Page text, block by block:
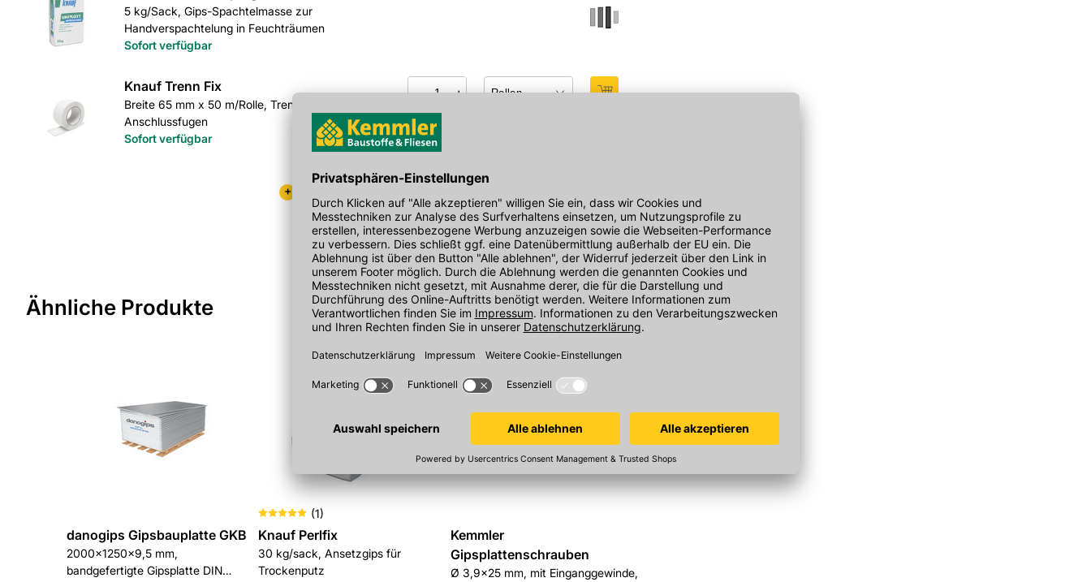
5 kg/Sack, Gips-Spachtelmasse zur
Handverspachtelung in Feuchträumen
Sofort verfügbar
Knauf Trenn Fix
Breite 65 mm x 50 m/Rolle, Trennstreifen für
Anschlussfugen
Sofort verfügbar
− +
+ Mehr Artikel
Ähnliche Produkte
danogips Gipsbauplatte GKB
2000x1250x9,5 mm,
bandgefertigte Gipsplatte DIN
(1)
Knauf Perlfix
30 kg/sack, Ansetzgips für
Trockenputz
Kemmler
Gipsplattenschrauben
Ø 3,9x25 mm, mit Einganggewinde,